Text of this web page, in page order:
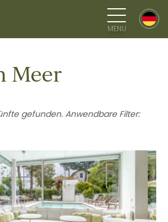
MENU
Meer
gefunden. Anwendbare Filter: